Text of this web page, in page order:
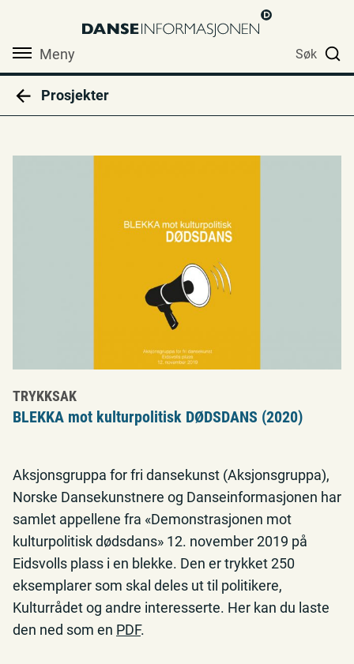
Meny Søk
Prosjekter
TRYKKSAK
BLEKKA mot kulturpolitisk DØDSDANS (2020)
Aksjonsgruppa for fri dansekunst (Aksjonsgruppa),
Norske Dansekunstnere og Danseinformasjonen har
samlet appellene fra «Demonstrasjonen mot
kulturpolitisk dødsdans» 12. november 2019 på
Eidsvolls plass i en blekke. Den er trykket 250
eksemplarer som skal deles ut til politikere,
Kulturrådet og andre interesserte. Her kan du laste
den ned som en PDF.